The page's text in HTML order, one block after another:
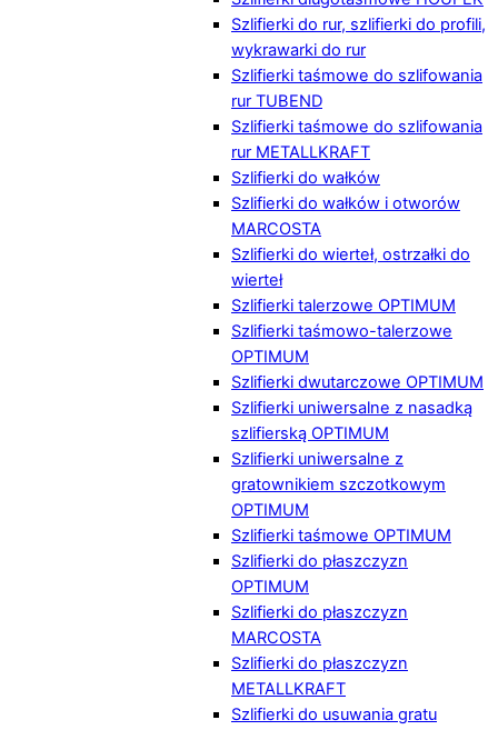
Szlifierki do rur, szlifierki do profili,
wykrawarki do rur
Szlifierki taśmowe do szlifowania
rur TUBEND
Szlifierki taśmowe do szlifowania
rur METALLKRAFT
Szlifierki do wałków
Szlifierki do wałków i otworów
MARCOSTA
Szlifierki do wierteł, ostrzałki do
wierteł
Szlifierki talerzowe OPTIMUM
Szlifierki taśmowo-talerzowe
OPTIMUM
Szlifierki dwutarczowe OPTIMUM
Szlifierki uniwersalne z nasadką
szlifierską OPTIMUM
Szlifierki uniwersalne z
gratownikiem szczotkowym
OPTIMUM
Szlifierki taśmowe OPTIMUM
Szlifierki do płaszczyzn
OPTIMUM
Szlifierki do płaszczyzn
MARCOSTA
Szlifierki do płaszczyzn
METALLKRAFT
Szlifierki do usuwania gratu